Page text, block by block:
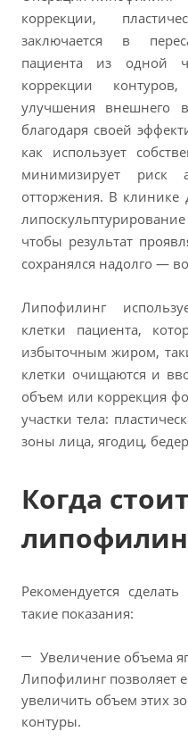
Наши
коррекции,
заключается в
пациента из одной
коррекции
улучшения внешнего
благодаря своей
как использует
минимизирует риск
отторжения. В клинике
чтобы результат
сохранялся надолго —
Липофилинг
клетки пациента,
избыточным жиром,
клетки очищаются и
объем или коррекция
участки тела:
зоны лица, ягодиц,
Когда
Рекомендуется
такие показания:
Увеличение объема
Липофилинг позволяет
увеличить объем этих
контуры.